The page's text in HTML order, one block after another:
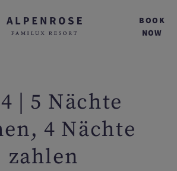
BOOK
NOW
| 5 Nächte
4 Nächte
zahlen